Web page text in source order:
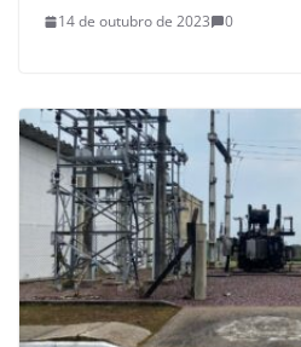
14 de outubro de 2023 0